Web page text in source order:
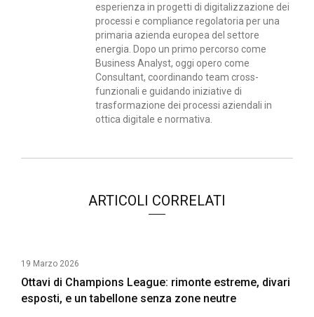
esperienza in progetti di digitalizzazione dei
processi e compliance regolatoria per una
primaria azienda europea del settore
energia. Dopo un primo percorso come
Business Analyst, oggi opero come
Consultant, coordinando team cross-
funzionali e guidando iniziative di
trasformazione dei processi aziendali in
ottica digitale e normativa.
ARTICOLI CORRELATI
19 Marzo 2026
Ottavi di Champions League: rimonte estreme, divari
esposti, e un tabellone senza zone neutre